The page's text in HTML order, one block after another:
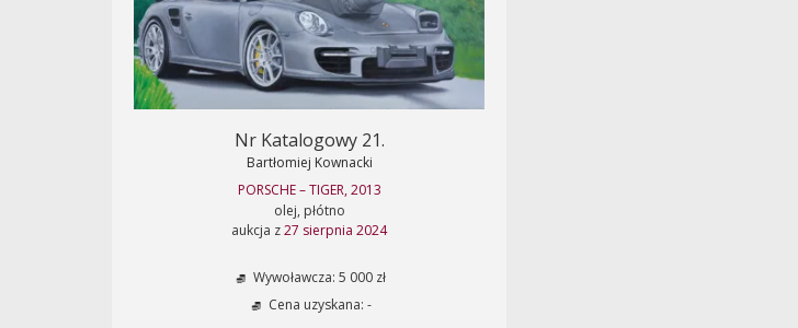
Nr Katalogowy 21.
Bartłomiej Kownacki
PORSCHE – TIGER, 2013
olej, płótno
aukcja z27 sierpnia 2024
Wywoławcza: 5 000 zł
Cena uzyskana: -